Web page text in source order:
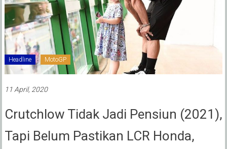
Headline MotoGP
11 April, 2020
Crutchlow Tidak Jadi Pensiun (2021),
Tapi Belum Pastikan LCR Honda,